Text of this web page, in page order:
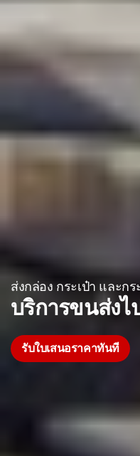
ส่งกล่อง กระเป๋า และกร
บริการขนส่ง
รับใบเสนอราคาทันที